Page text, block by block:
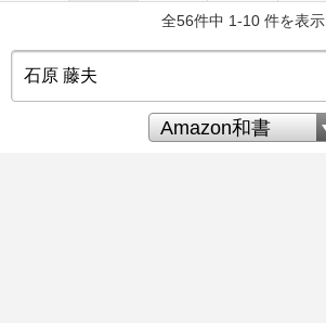
全56件中 1-10 件を表示